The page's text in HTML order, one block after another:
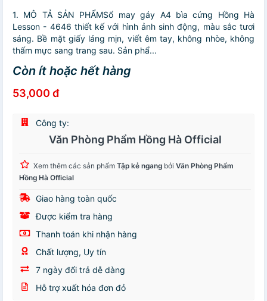
1. MÔ TẢ SẢN PHẨMSổ may gáy A4 bìa cứng Hồng Hà
Lesson - 4646 thiết kế với hình ảnh sinh động, màu sắc tươi
sáng. Bề mặt giấy láng mịn, viết êm tay, không nhòe, không
thấm mực sang trang sau. Sản phẩ...
Còn ít hoặc hết hàng
53,000 đ
Công ty:
Văn Phòng Phẩm Hồng Hà Official
Xem thêm các sản phẩm Tập kẻ ngang bởi Văn Phòng Phẩm
Hồng Hà Official
Giao hàng toàn quốc
Được kiểm tra hàng
Thanh toán khi nhận hàng
Chất lượng, Uy tín
7 ngày đổi trả dễ dàng
Hỗ trợ xuất hóa đơn đỏ